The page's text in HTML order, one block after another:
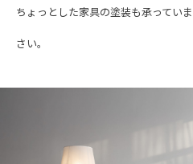
ちょっとした家具の塗装も承ってい
さい。